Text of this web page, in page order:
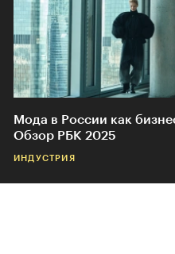
Мода в России как
Обзор РБК 2025
ИНДУСТРИЯ